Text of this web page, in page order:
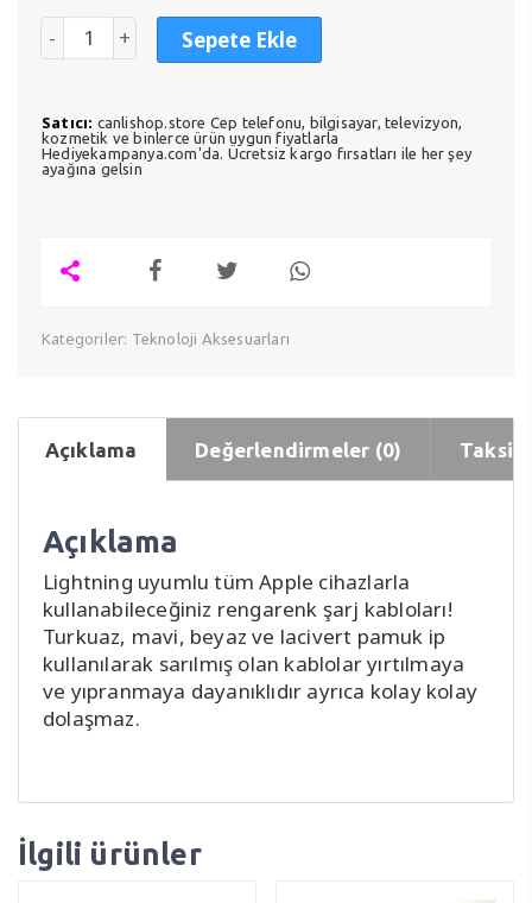
Sepete Ekle
Satıcı: canlishop.store Cep telefonu, bilgisayar, televizyon,
kozmetik ve binlerce ürün uygun fiyatlarla
Hediyekampanya.com'da. Ücretsiz kargo fırsatları ile her şey
ayağına gelsin
Kategoriler: Teknoloji Aksesuarları
Açıklama Değerlendirmeler (0) Taksit
Açıklama
Lightning uyumlu tüm Apple cihazlarla
kullanabileceğiniz rengarenk şarj kabloları!
Turkuaz, mavi, beyaz ve lacivert pamuk ip
kullanılarak sarılmış olan kablolar yırtılmaya
ve yıpranmaya dayanıklıdır ayrıca kolay kolay
dolaşmaz.
İlgili ürünler